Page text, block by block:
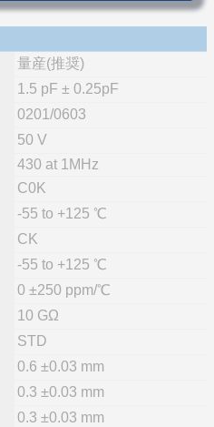
量産(推奨)
1.5 pF ± 0.25pF
0201/0603
50 V
430 at 1MHz
C0K
-55 to +125 ℃
CK
-55 to +125 ℃
0 ±250 ppm/℃
10 GΩ
STD
0.6 ±0.03 mm
0.3 ±0.03 mm
0.3 ±0.03 mm